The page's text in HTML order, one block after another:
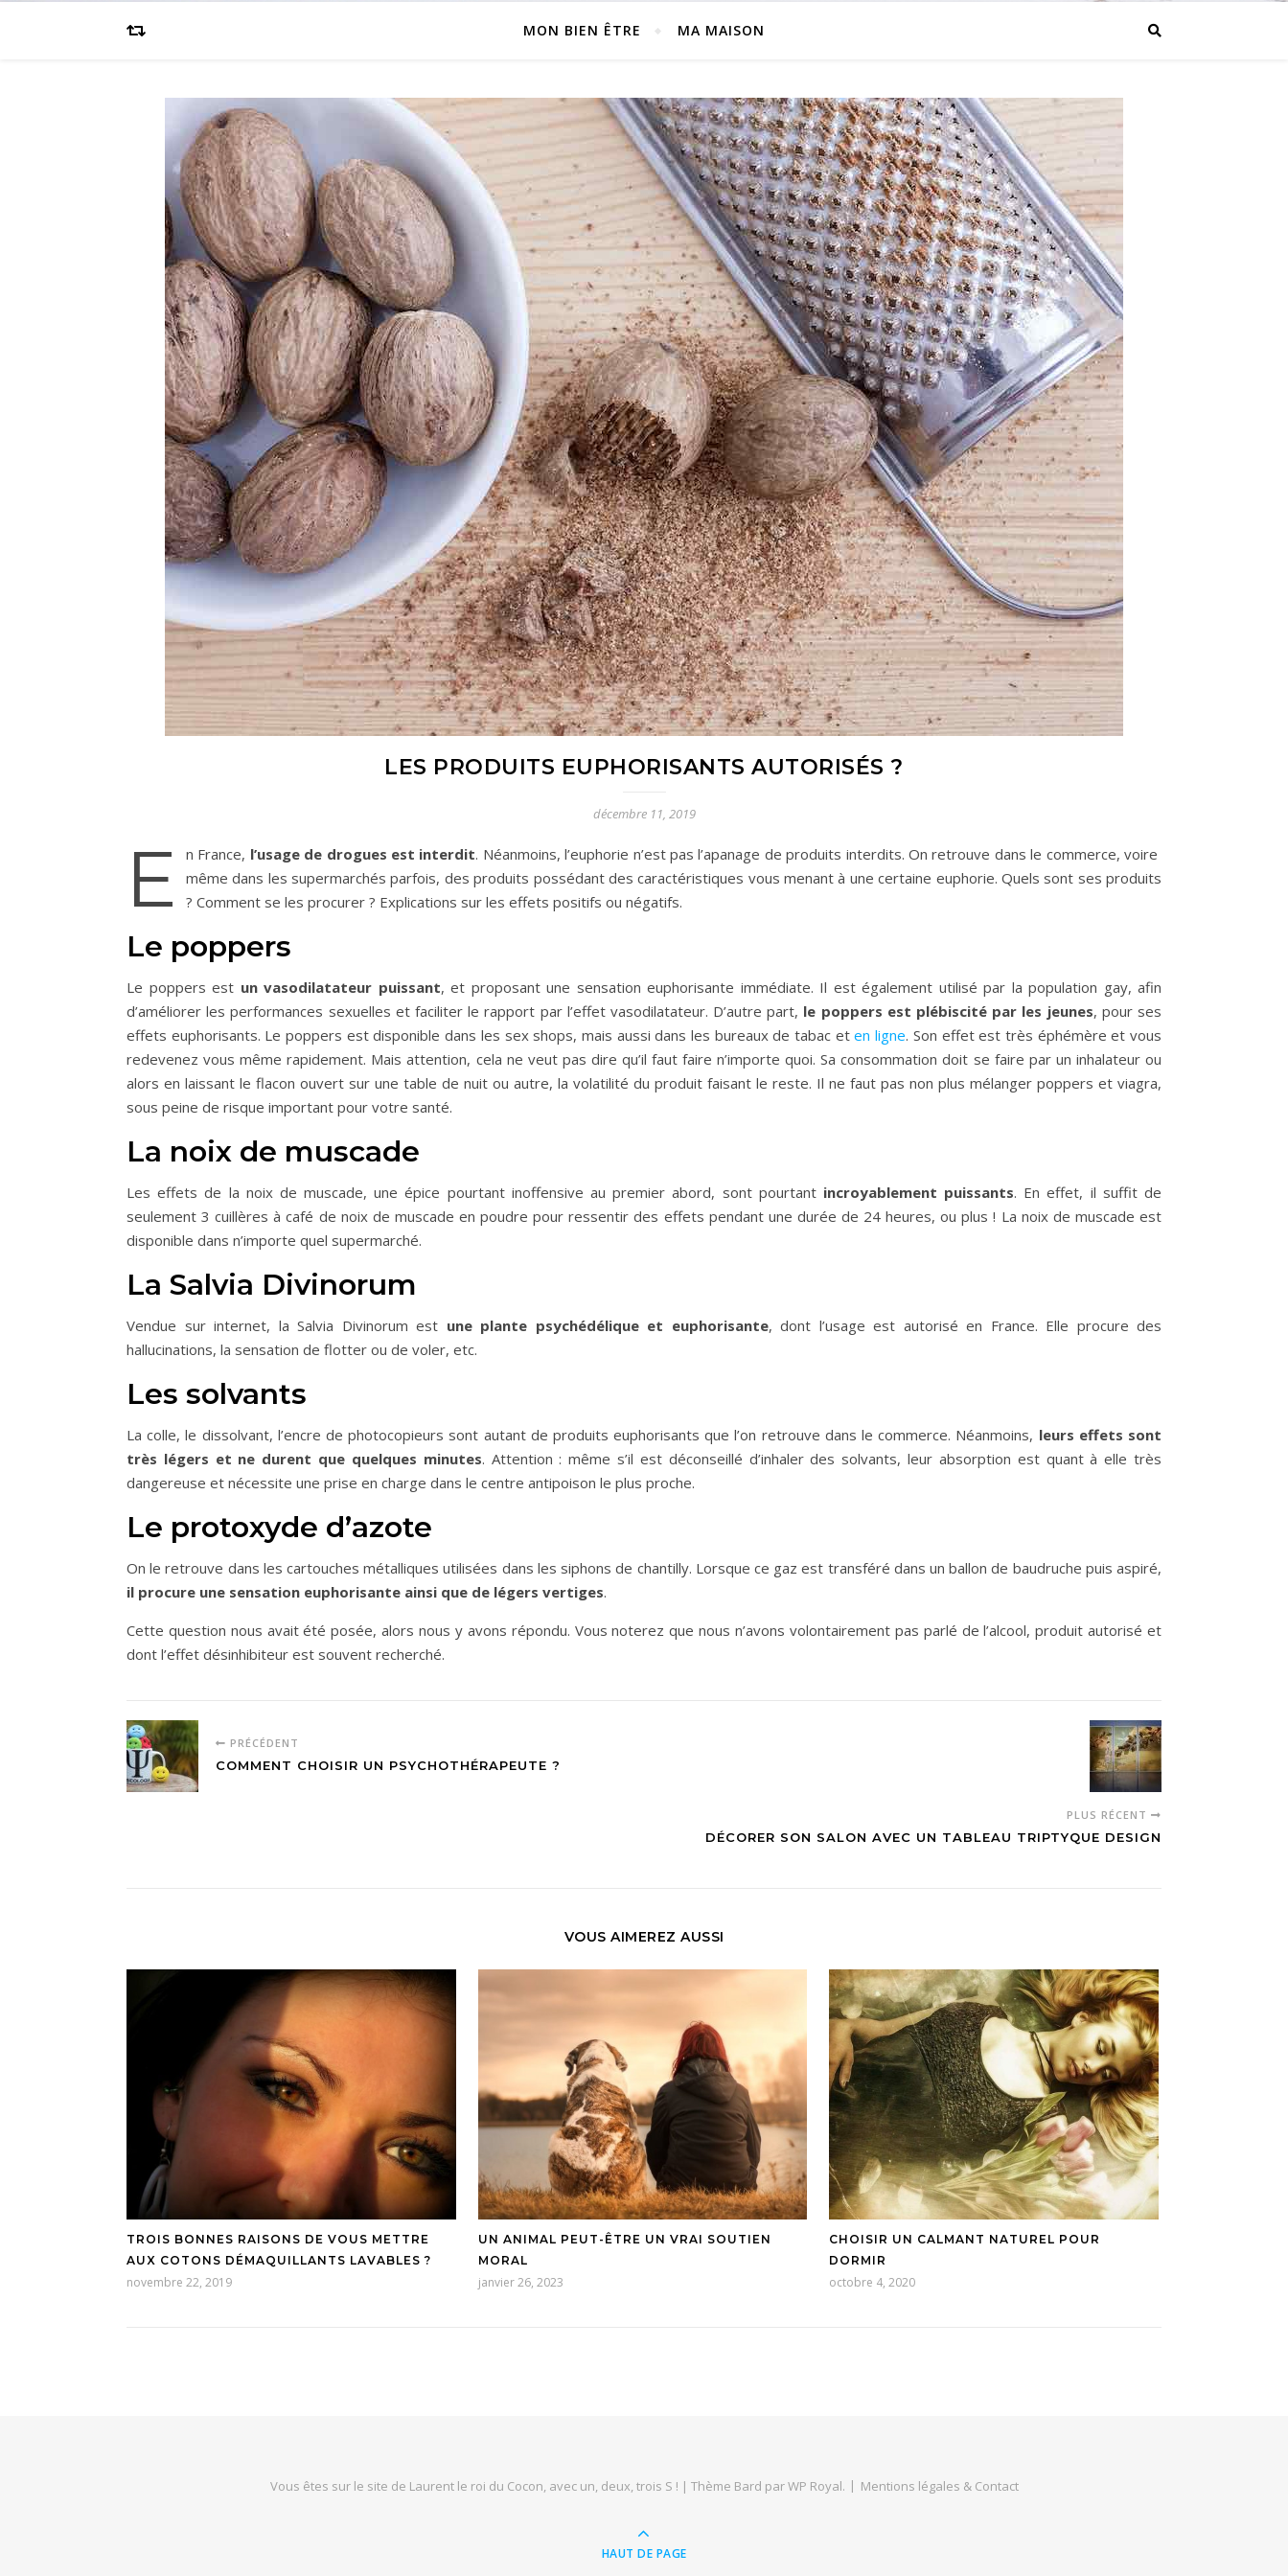
MON BIEN ÊTRE MA MAISON
LES PRODUITS EUPHORISANTS AUTORISÉS ?
décembre 11, 2019
E n France, l’usage de drogues est interdit. Néanmoins, l’euphorie n’est pas l’apanage de produits interdits. On retrouve dans le commerce, voire
même dans les supermarchés parfois, des produits possédant des caractéristiques vous menant à une certaine euphorie. Quels sont ses produits
? Comment se les procurer ? Explications sur les effets positifs ou négatifs.
Le poppers
Le poppers est un vasodilatateur puissant, et proposant une sensation euphorisante immédiate. Il est également utilisé par la population gay, afin
d’améliorer les performances sexuelles et faciliter le rapport par l’effet vasodilatateur. D’autre part, le poppers est plébiscité par les jeunes, pour ses
effets euphorisants. Le poppers est disponible dans les sex shops, mais aussi dans les bureaux de tabac eten ligne. Son effet est très éphémère et vous
redevenez vous même rapidement. Mais attention, cela ne veut pas dire qu’il faut faire n’importe quoi. Sa consommation doit se faire par un inhalateur ou
alors en laissant le flacon ouvert sur une table de nuit ou autre, la volatilité du produit faisant le reste. Il ne faut pas non plus mélanger poppers et viagra,
sous peine de risque important pour votre santé.
La noix de muscade
Les effets de la noix de muscade, une épice pourtant inoffensive au premier abord, sont pourtant incroyablement puissants. En effet, il suffit de
seulement 3 cuillères à café de noix de muscade en poudre pour ressentir des effets pendant une durée de 24 heures, ou plus ! La noix de muscade est
disponible dans n’importe quel supermarché.
La Salvia Divinorum
Vendue sur internet, la Salvia Divinorum est une plante psychédélique et euphorisante, dont l’usage est autorisé en France. Elle procure des
hallucinations, la sensation de flotter ou de voler, etc.
Les solvants
La colle, le dissolvant, l’encre de photocopieurs sont autant de produits euphorisants que l’on retrouve dans le commerce. Néanmoins, leurs effets sont
très légers et ne durent que quelques minutes. Attention : même s’il est déconseillé d’inhaler des solvants, leur absorption est quant à elle très
dangereuse et nécessite une prise en charge dans le centre antipoison le plus proche.
Le protoxyde d’azote
On le retrouve dans les cartouches métalliques utilisées dans les siphons de chantilly. Lorsque ce gaz est transféré dans un ballon de baudruche puis aspiré,
il procure une sensation euphorisante ainsi que de légers vertiges.
Cette question nous avait été posée, alors nous y avons répondu. Vous noterez que nous n’avons volontairement pas parlé de l’alcool, produit autorisé et
dont l’effet désinhibiteur est souvent recherché.
PRÉCÉDENT
COMMENT CHOISIR UN PSYCHOTHÉRAPEUTE ?
PLUS RÉCENT
DÉCORER SON SALON AVEC UN TABLEAU TRIPTYQUE DESIGN
VOUS AIMEREZ AUSSI
TROIS BONNES RAISONS DE VOUS METTRE
AUX COTONS DÉMAQUILLANTS LAVABLES ?
novembre 22, 2019
UN ANIMAL PEUT-ÊTRE UN VRAI SOUTIEN
MORAL
janvier 26, 2023
CHOISIR UN CALMANT NATUREL POUR
DORMIR
octobre 4, 2020
Vous êtes sur le site de Laurent le roi du Cocon, avec un, deux, trois S ! | Thème Bard parWP Royal. Mentions légales & Contact
HAUT DE PAGE